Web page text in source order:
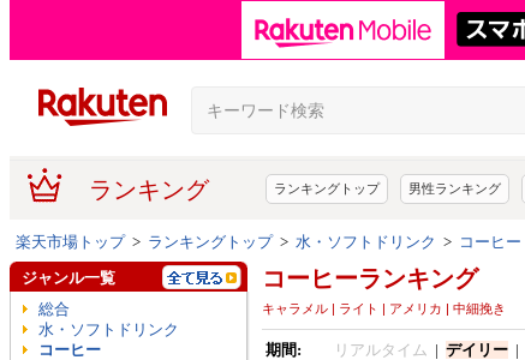
ランキング ランキングトップ 男性ランキング
楽天市場トップ> ランキングトップ> 水・ソフトドリンク > コーヒー
コーヒーランキング
キャラメル | ライト | アメリカ | 中細挽き
期間: リアルタイム | デイリー|
ジャンル一覧
総合
水・ソフトドリンク
コーヒー